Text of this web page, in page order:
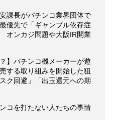
課長がパチンコ業界団体で
優先で「ギャンブル依存症
オンカジ問題や大阪IR開業
】パチンコ機メーカーが遊
する取り組みを開始した狙
ク回避」「出玉還元への期
コを打たない人たちの事情